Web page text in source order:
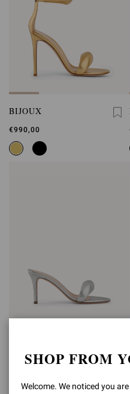
BIJOUX
€990,00
€750,00
SHOP FROM
Welcome. We noticed you